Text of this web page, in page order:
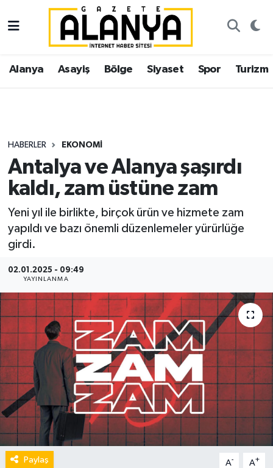
Alanya Asayiş Bölge Siyaset Spor Turizm
HABERLER EKONOMI
Antalya ve Alanya şaşırdı
kaldı, zam üstüne zam
Yeni yıl ile birlikte, birçok ürün ve hizmete zam
yapıldı ve bazı önemli düzenlemeler yürürlüğe
girdi.
02.01.2025 - 09:49
YAYINLANMA
Paylaş A- A+
Alanya
Asayiş
Siyaset
Spor
Turizm
Ekonomi
İstanbul Nöbetçi Eczaneler
İstanbul Hava Durumu
Süper Lig Puan Durumu ve Fikstür
Tüm Manşetler
Son Dakika Haberleri
Haber Arşivi